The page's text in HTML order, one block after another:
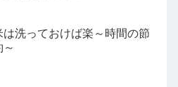
は洗っておけば楽～時間の節
～